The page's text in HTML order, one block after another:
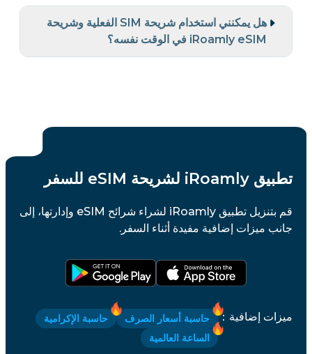
هل يمكنني استخدام شريحة SIM الفعلية وشريحة
iRoamly eSIM في الوقت نفسه؟
تطبيق iRoamly لشريحة eSIM للسفر
قم بتنزيل تطبيق iRoamly لشراء شرائح eSIM وإدارتها، إلى
جانب ميزات إضافية مفيدة أثناء السفر.
ميزات إضافية ： حاسبة أسعار الصرف
حاسبة الإكرامية
الساعة العالمية